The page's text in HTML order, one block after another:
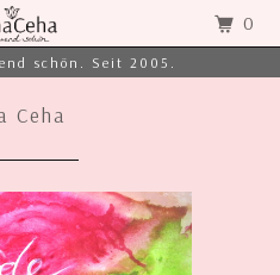
schön. Seit 2005.
Ceha
0